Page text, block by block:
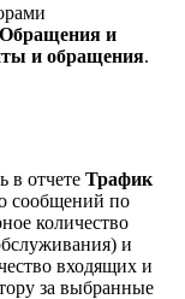
Обращения и
и обращения.
в отчете Трафик
сообщений по
количество
и
входящих и
за выбранные